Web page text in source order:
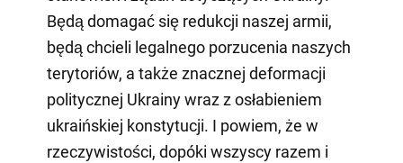
Będą domagać się redukcji naszej armii,
będą chcieli legalnego porzucenia naszych
terytoriów, a także znacznej deformacji
politycznej Ukrainy wraz z osłabieniem
ukraińskiej konstytucji. I powiem, że w
rzeczywistości, dopóki wszyscy razem i